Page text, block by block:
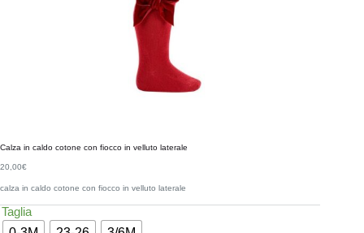
Calza in caldo cotone con fiocco in velluto laterale
20,00€
calza in caldo cotone con fiocco in velluto laterale
Taglia